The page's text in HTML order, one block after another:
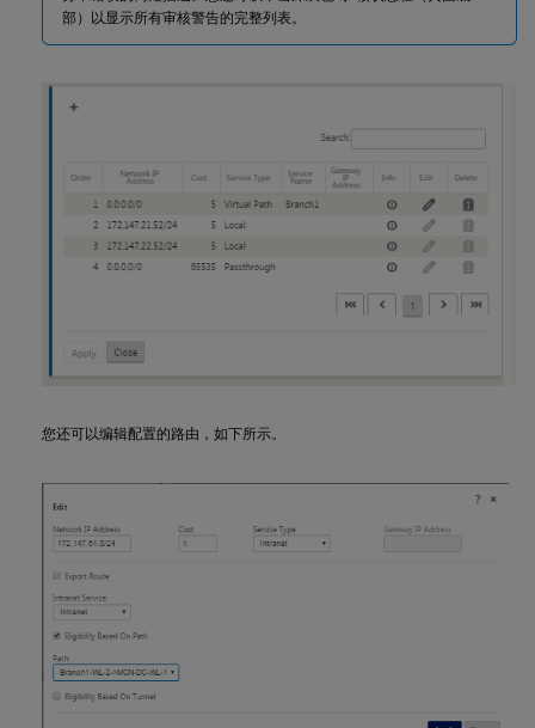
部）以显示所有审核警告的完整列表。
您还可以编辑配置的路由，如下所示。